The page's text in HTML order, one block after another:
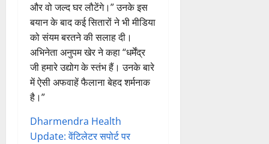
और वो जल्द घर लौटेंगे।” उनके इस
बयान के बाद कई सितारों ने भी मीडिया
को संयम बरतने की सलाह दी।
अभिनेता अनुपम खेर ने कहा “धर्मेंद्र
जी हमारे उद्योग के स्तंभ हैं। उनके बारे
में ऐसी अफवाहें फैलाना बेहद शर्मनाक
है।”
Dharmendra Health
Update: वेंटिलेटर सपोर्ट पर